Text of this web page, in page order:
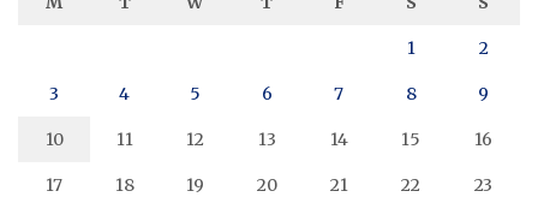
1 2
3 4 5 6 7 8 9
10 11 12 13 14 15 16
17 18 19 20 21 22 23